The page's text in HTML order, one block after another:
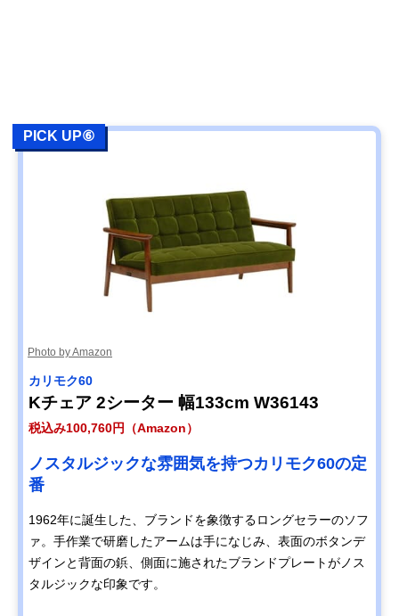
PICK UP⑥
Photo by Amazon
カリモク60
Kチェア 2シーター 幅133cm W36143
税込み100,760円（Amazon）
ノスタルジックな雰囲気を持つカリモク60の定
番
1962年に誕生した、ブランドを象徴するロングセラーのソフ
ァ。手作業で研磨したアームは手になじみ、表面のボタンデ
ザインと背面の鋲、側面に施されたブランドプレートがノス
タルジックな印象です。